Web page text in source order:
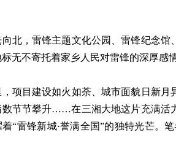
，雷锋主题文化公园、雷锋纪念馆
无不寄托着家乡人民对雷锋的深厚感情
目建设如火如荼、城市面貌日新月
数节节攀升……在三湘大地这片充满活
“雷锋新城·誉满全国”的独特光芒。